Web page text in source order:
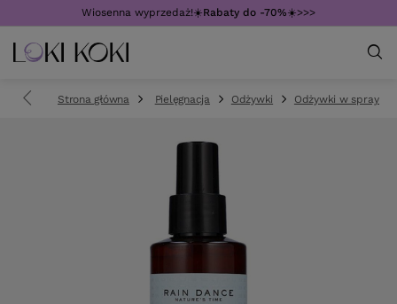
Wiosenna wyprzedaż!☀️Rabaty do -70%☀️>>>
Strona główna Pielęgnacja Odżywki Odżywki w sprayu